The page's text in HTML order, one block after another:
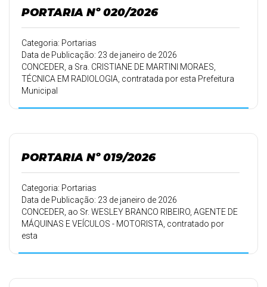
PORTARIA Nº 020/2026
Categoria: Portarias
Data de Publicação: 23 de janeiro de 2026
CONCEDER, a Sra. CRISTIANE DE MARTINI MORAES,
TÉCNICA EM RADIOLOGIA, contratada por esta Prefeitura
Municipal
PORTARIA Nº 019/2026
Categoria: Portarias
Data de Publicação: 23 de janeiro de 2026
CONCEDER, ao Sr. WESLEY BRANCO RIBEIRO, AGENTE DE
MÁQUINAS E VEÍCULOS - MOTORISTA, contratado por
esta